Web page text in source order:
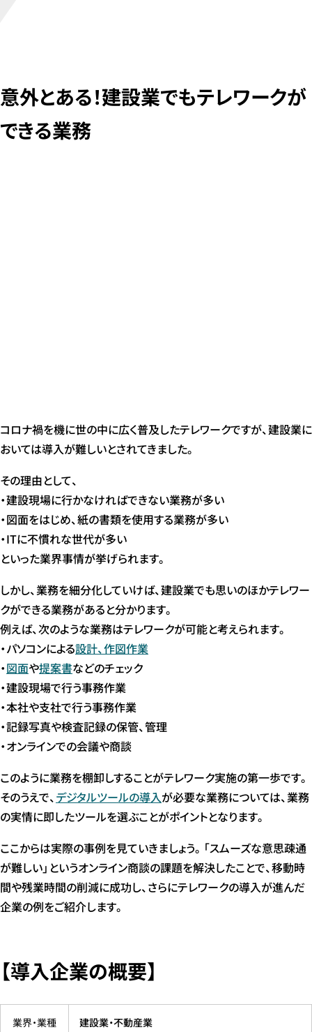
意外とある！建設業でもテレワークが
できる業務
コロナ禍を機に世の中に広く普及したテレワークですが、建設業に
おいては導入が難しいとされてきました。
その理由として、
・建設現場に行かなければできない業務が多い
・図面をはじめ、紙の書類を使用する業務が多い
・ITに不慣れな世代が多い
といった業界事情が挙げられます。
しかし、業務を細分化していけば、建設業でも思いのほかテレワー
クができる業務があると分かります。
例えば、次のような業務はテレワークが可能と考えられます。
・パソコンによる設計、作図作業
・図面や提案書などのチェック
・建設現場で行う事務作業
・本社や支社で行う事務作業
・記録写真や検査記録の保管、管理
・オンラインでの会議や商談
このように業務を棚卸しすることがテレワーク実施の第一歩です。
そのうえで、 デジタルツールの導入が必要な業務については、業務
の実情に即したツールを選ぶことがポイントとなります。
ここからは実際の事例を見ていきましょう。「スムーズな意思疎通
が難しい」というオンライン商談の課題を解決したことで、移動時
間や残業時間の削減に成功し、さらにテレワークの導入が進んだ
企業の例をご紹介します。
【導入企業の概要】
業界・業種 建設業・不動産業